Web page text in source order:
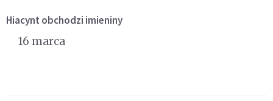
Hiacynt obchodzi imieniny
16 marca